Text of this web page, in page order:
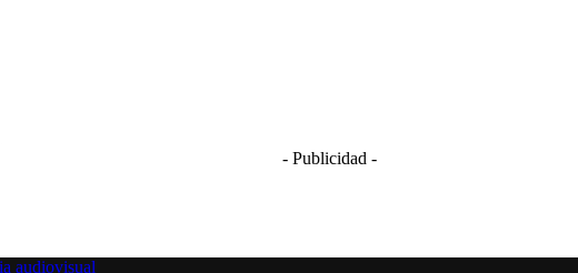
- Publicidad -